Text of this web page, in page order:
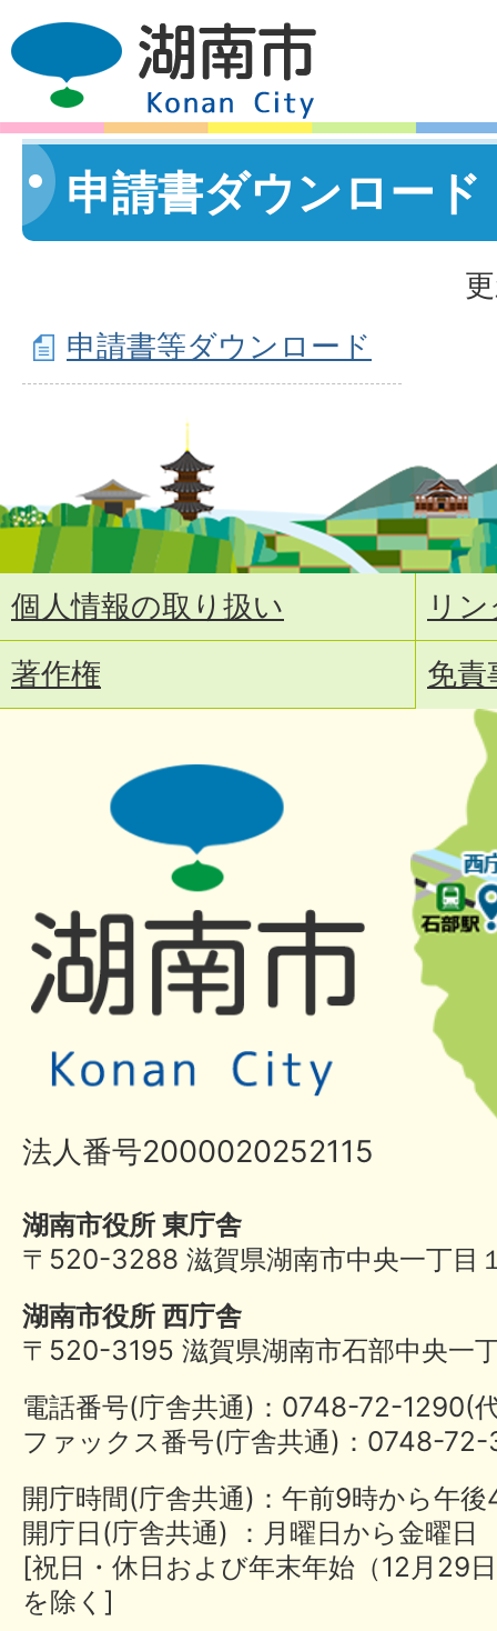
申請書ダウンロード
申請書等ダウンロード
個人情報の取り扱い
リ
著作権
免責
法人番号2000020252115
湖南市役所 東庁舎
〒520-3288 滋賀県湖南市中央一丁目
湖南市役所 西庁舎
〒520-3195 滋賀県湖南市石部中央一
電話番号(庁舎共通)：0748-72-
ファックス番号(庁舎共通)：0748-
開庁時間(庁舎共通)：午前9時から午
開庁日(庁舎共通) ：月曜日から金曜日
[祝日・休日および年末年始（12月29
を除く]